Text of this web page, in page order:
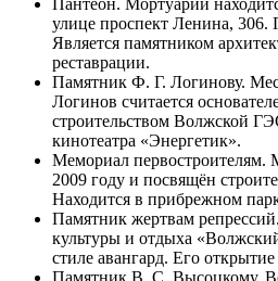
Пантеон. Мортуарий
улице проспект Ленина, 306.
Является памятником
реставрации.
Памятник Ф. Г. Логинову.
Логинов считается
строительством Волжской
кинотеатра «Энергетик».
Мемориал первостроителям.
2009 году и посвящён
Находится в прибрежном
Памятник жертвам
культуры и отдыха
стиле авангард. Его открытие